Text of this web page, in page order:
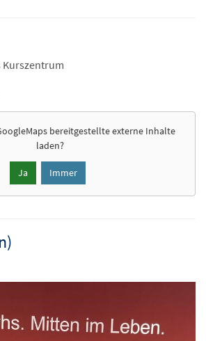
Kurszentrum
bereitgestellte externe Inhalte
laden?
Ja Immer